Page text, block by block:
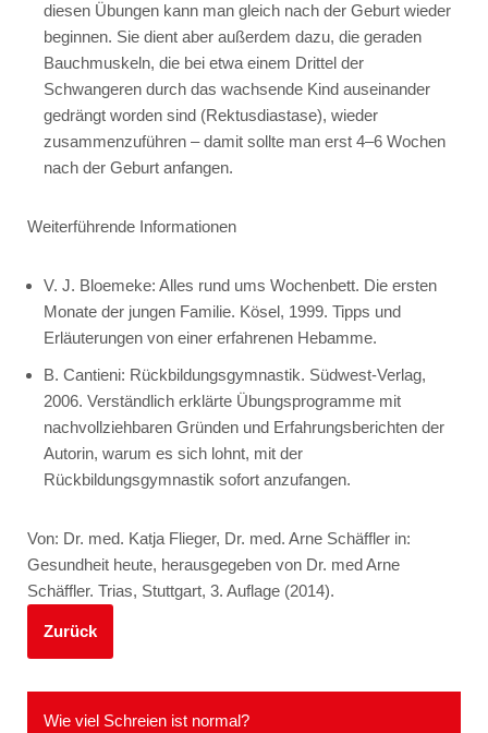
diesen Übungen kann man gleich nach der Geburt wieder
beginnen. Sie dient aber außerdem dazu, die geraden
Bauchmuskeln, die bei etwa einem Drittel der
Schwangeren durch das wachsende Kind auseinander
gedrängt worden sind (Rektusdiastase), wieder
zusammenzuführen – damit sollte man erst 4–6 Wochen
nach der Geburt anfangen.
Weiterführende Informationen
V. J. Bloemeke: Alles rund ums Wochenbett. Die ersten
Monate der jungen Familie. Kösel, 1999. Tipps und
Erläuterungen von einer erfahrenen Hebamme.
B. Cantieni: Rückbildungsgymnastik. Südwest-Verlag,
2006. Verständlich erklärte Übungsprogramme mit
nachvollziehbaren Gründen und Erfahrungsberichten der
Autorin, warum es sich lohnt, mit der
Rückbildungsgymnastik sofort anzufangen.
Von: Dr. med. Katja Flieger, Dr. med. Arne Schäffler in:
Gesundheit heute, herausgegeben von Dr. med Arne
Schäffler. Trias, Stuttgart, 3. Auflage (2014).
Zurück
Wie viel Schreien ist normal?